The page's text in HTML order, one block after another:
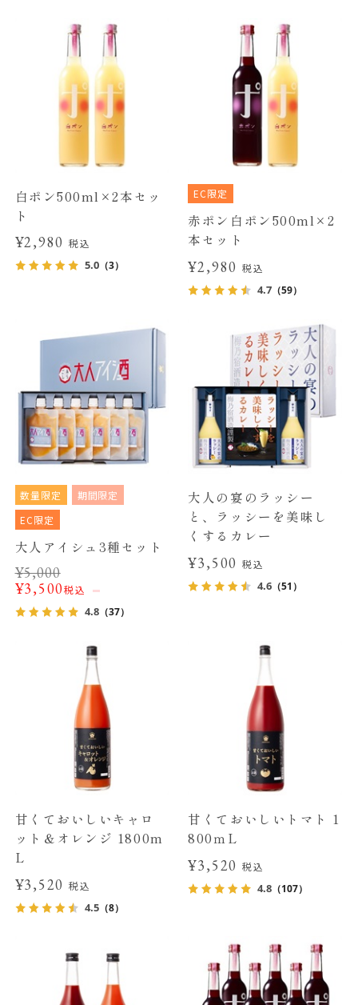
白ポン500ml×2本セッ
ト
¥2,980税込
5.0（3）
EC限定
赤ポン白ポン500ml×2
本セット
¥2,980 税込
4.7 （59）
数量限定
期間限定
EC限定
大人アイシュ3種セット
¥5,000
¥3,500税込
4.8（37）
大人の宴のラッシー
と、ラッシーを美味し
くするカレー
¥3,500 税込
4.6 （51）
甘くておいしいキャロ
ット＆オレンジ 1800m
L
¥3,520税込
4.5（8）
甘くておいしいトマト 1
800ｍL
¥3,520 税込
4.8 （107）